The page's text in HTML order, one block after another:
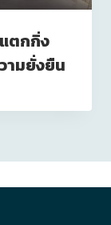
ตกกิ่ง
ามยั่งยืน